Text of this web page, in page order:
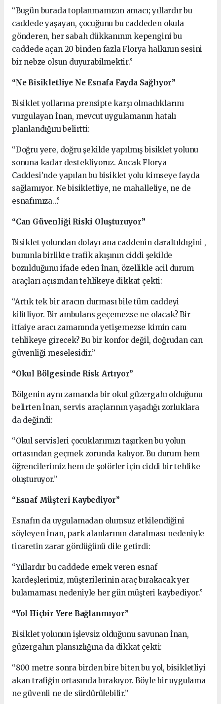
“Bugün burada toplanmamızın amacı; yıllardır bu
caddede yaşayan, çocuğunu bu caddeden okula
gönderen, her sabah dükkanının kepengini bu
caddede açan 20 binden fazla Florya halkının sesini
bir nebze olsun duyurabilmektir.”
“Ne Bisikletliye Ne Esnafa Fayda Sağlıyor”
Bisiklet yollarına prensipte karşı olmadıklarını
vurgulayan İnan, mevcut uygulamanın hatalı
planlandığını belirtti:
“Doğru yere, doğru şekilde yapılmış bisiklet yolunu
sonuna kadar destekliyoruz. Ancak Florya
Caddesi’nde yapılan bu bisiklet yolu kimseye fayda
sağlamıyor. Ne bisikletliye, ne mahalleliye, ne de
esnafımıza…”
“Can Güvenliği Riski Oluşturuyor”
Bisiklet yolundan dolayı ana caddenin daraltıldıgini ,
bununla birlikte trafik akışının ciddi şekilde
bozulduğunu ifade eden İnan, özellikle acil durum
araçları açısından tehlikeye dikkat çekti:
“Artık tek bir aracın durması bile tüm caddeyi
kilitliyor. Bir ambulans geçemezse ne olacak? Bir
itfaiye aracı zamanında yetişemezse kimin canı
tehlikeye girecek? Bu bir konfor değil, doğrudan can
güvenliği meselesidir.”
“Okul Bölgesinde Risk Artıyor”
Bölgenin aynı zamanda bir okul güzergahı olduğunu
belirten İnan, servis araçlarının yaşadığı zorluklara
da değindi:
“Okul servisleri çocuklarımızı taşırken bu yolun
ortasından geçmek zorunda kalıyor. Bu durum hem
öğrencilerimiz hem de şoförler için ciddi bir tehlike
oluşturuyor.”
“Esnaf Müşteri Kaybediyor”
Esnafın da uygulamadan olumsuz etkilendiğini
söyleyen İnan, park alanlarının daralması nedeniyle
ticaretin zarar gördüğünü dile getirdi:
“Yıllardır bu caddede emek veren esnaf
kardeşlerimiz, müşterilerinin araç bırakacak yer
bulamaması nedeniyle her gün müşteri kaybediyor.”
“Yol Hiçbir Yere Bağlanmıyor”
Bisiklet yolunun işlevsiz olduğunu savunan İnan,
güzergahın plansızlığına da dikkat çekti:
“800 metre sonra birden bire biten bu yol, bisikletliyi
akan trafiğin ortasında bırakıyor. Böyle bir uygulama
ne güvenli ne de sürdürülebilir.”